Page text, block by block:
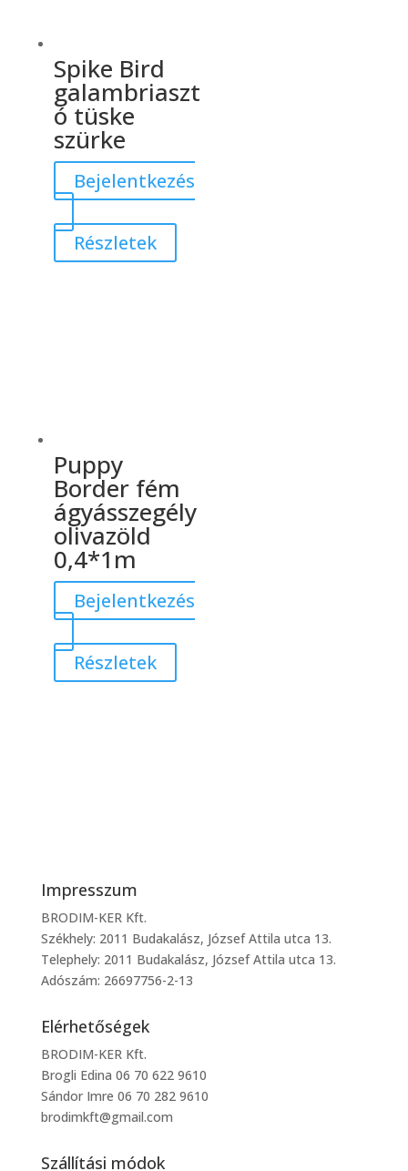
Spike Bird
galambriaszt
ó tüske
szürke
Bejelentkezés
Részletek
Puppy
Border fém
ágyásszegély
olivazöld
0,4*1m
Bejelentkezés
Részletek
Impresszum
BRODIM-KER Kft.
Székhely: 2011 Budakalász, József Attila utca 13.
Telephely: 2011 Budakalász, József Attila utca 13.
Adószám: 26697756-2-13
Elérhetőségek
BRODIM-KER Kft.
Brogli Edina 06 70 622 9610
Sándor Imre 06 70 282 9610
brodimkft@gmail.com
Szállítási módok